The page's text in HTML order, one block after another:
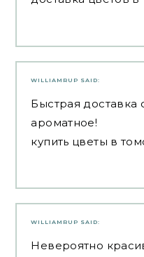
WILLIAMRUP SAID:
Быстрая доставка
ароматное!
купить цветы в
WILLIAMRUP SAID:
Невероятно